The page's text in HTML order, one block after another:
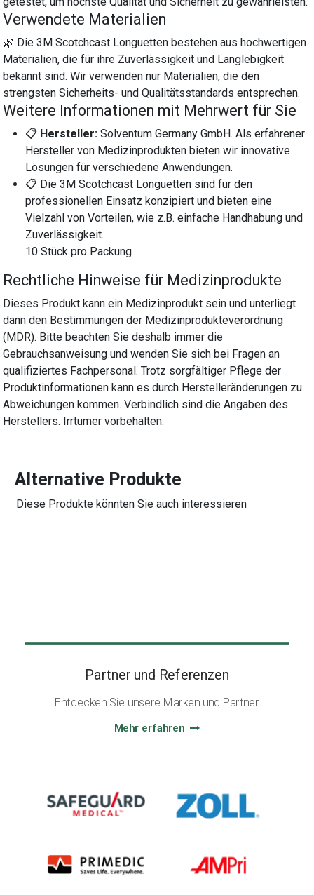
Verwendete Materialien
🌿 Die 3M Scotchcast Longuetten bestehen aus hochwertigen
Materialien, die für ihre Zuverlässigkeit und Langlebigkeit
bekannt sind. Wir verwenden nur Materialien, die den
strengsten Sicherheits- und Qualitätsstandards entsprechen.
Weitere Informationen mit Mehrwert für Sie
📋 Hersteller: Solventum Germany GmbH. Als erfahrener
Hersteller von Medizinprodukten bieten wir innovative
Lösungen für verschiedene Anwendungen.
📋 Die 3M Scotchcast Longuetten sind für den
professionellen Einsatz konzipiert und bieten eine
Vielzahl von Vorteilen, wie z.B. einfache Handhabung und
Zuverlässigkeit.
10 Stück pro Packung
Rechtliche Hinweise für Medizinprodukte
Dieses Produkt kann ein Medizinprodukt sein und unterliegt
dann den Bestimmungen der Medizinprodukteverordnung
(MDR). Bitte beachten Sie deshalb immer die
Gebrauchsanweisung und wenden Sie sich bei Fragen an
qualifiziertes Fachpersonal. Trotz sorgfältiger Pflege der
Produktinformationen kann es durch Herstelleränderungen zu
Abweichungen kommen. Verbindlich sind die Angaben des
Herstellers. Irrtümer vorbehalten.
Alternative Produkte
Diese Produkte könnten Sie auch interessieren
Partner und Referenzen
Entdecken Sie unsere Marken und Partner
Mehr erfahren